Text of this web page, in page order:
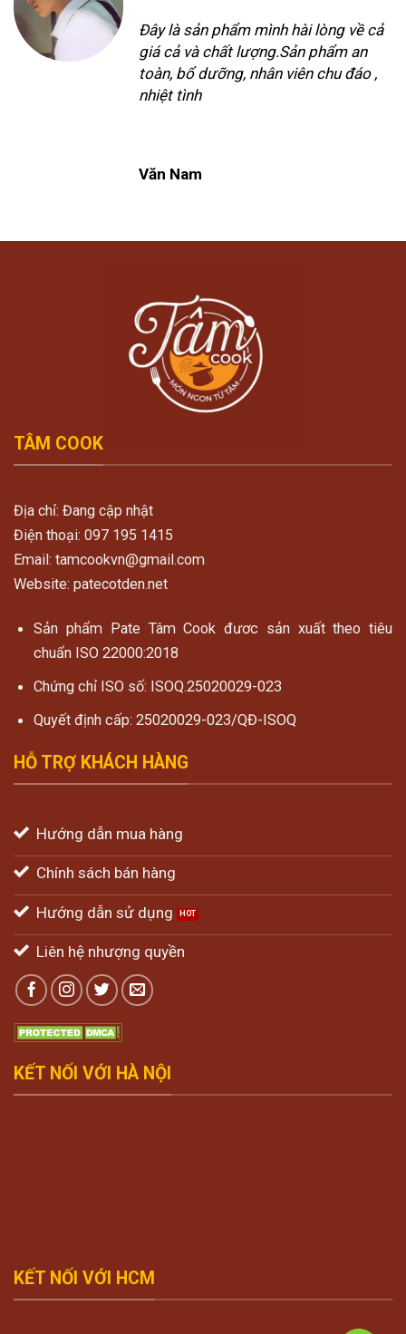
Đây là sản phẩm mình hài lòng về cả
giá cả và chất lượng.Sản phẩm an
toàn, bổ dưỡng, nhân viên chu đáo ,
nhiệt tình
Văn Nam
TÂM COOK
Địa chỉ: Đang cập nhật
Điện thoại: 097 195 1415
Email: tamcookvn@gmail.com
Website: patecotden.net
Sản phẩm Pate Tâm Cook đươc sản xuất theo tiêu
chuẩn ISO 22000:2018
Chứng chỉ ISO số: ISOQ.25020029-023
Quyết định cấp: 25020029-023/QĐ-ISOQ
HỖ TRỢ KHÁCH HÀNG
Hướng dẫn mua hàng
Chính sách bán hàng
Hướng dẫn sử dụng
Liên hệ nhượng quyền
KẾT NỐI VỚI HÀ NỘI
KẾT NỐI VỚI HCM